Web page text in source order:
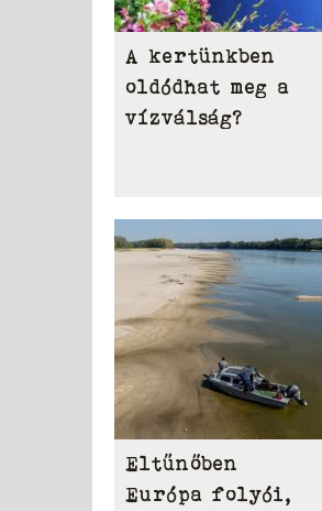
A kertünkben
oldódhat meg a
vízválság?
Eltűnőben
Európa folyói,